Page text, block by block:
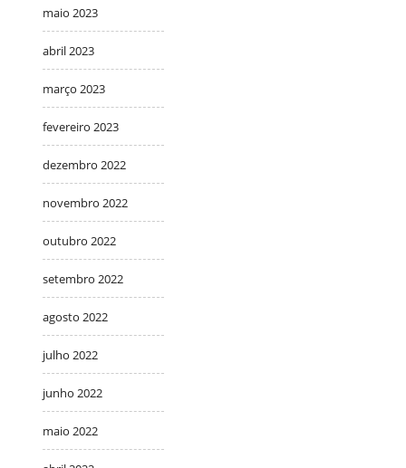
maio 2023
abril 2023
março 2023
fevereiro 2023
dezembro 2022
novembro 2022
outubro 2022
setembro 2022
agosto 2022
julho 2022
junho 2022
maio 2022